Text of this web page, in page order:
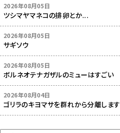
2026年08月05日
ツシマヤマネコの排卵とか...
2026年08月05日
サギソウ
2026年08月05日
ボルネオテナガザルのミューはすごい
2026年08月04日
ゴリラのキヨマサを群れから分離します